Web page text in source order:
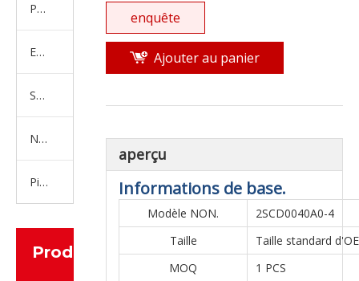
Produits en caoutchouc
Embrayage Série
Série de bras de réglage
Nouvelles pièces de camion d'énergie
Pièces de moteur
Produits
enquête
Ajouter au panier
aperçu
Informations de base.
Modèle NON.
2SCD0040A0-4
Taille
Taille standard
MOQ
1 PCS